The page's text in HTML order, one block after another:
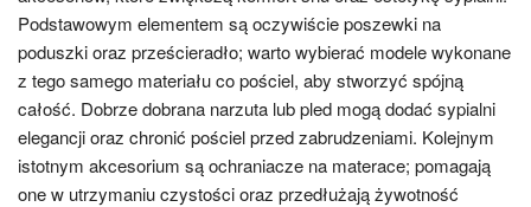
Podstawowym elementem są oczywiście poszewki na
poduszki oraz prześcieradło; warto wybierać modele wykonane
z tego samego materiału co pościel, aby stworzyć spójną
całość. Dobrze dobrana narzuta lub pled mogą dodać sypialni
elegancji oraz chronić pościel przed zabrudzeniami. Kolejnym
istotnym akcesorium są ochraniacze na materace; pomagają
one w utrzymaniu czystości oraz przedłużają żywotność